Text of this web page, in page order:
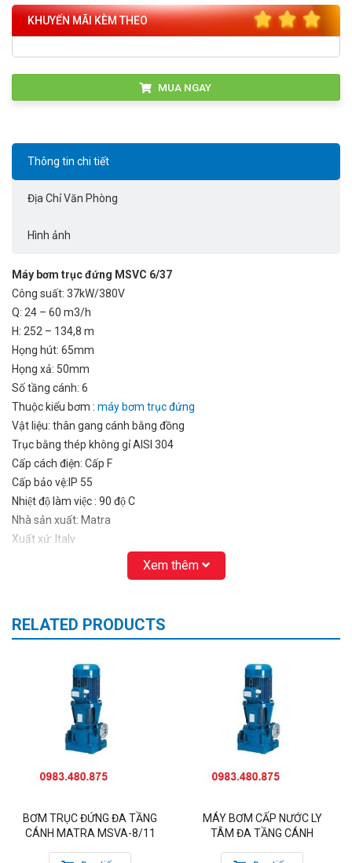
KHUYẾN MÃI KÈM THEO
MUA NGAY
Thông tin chi tiết
Địa Chỉ Văn Phòng
Hình ảnh
Máy bơm trục đứng MSVC 6/37
Công suất: 37kW/380V
Q: 24 – 60 m3/h
H: 252 – 134,8 m
Họng hút: 65mm
Họng xả: 50mm
Số tầng cánh: 6
Thuộc kiểu bơm : máy bơm trục đứng
Vật liệu: thân gang cánh bằng đồng
Trục bằng thép không gỉ AISI 304
Cấp cách điện: Cấp F
Cấp bảo vệ:IP 55
Nhiệt độ làm việc : 90 độ C
Nhà sản xuất: Matra
Xuất xứ: Italy
Máy bơm trục đứng Matra MSVC 6/37
được nhập khẩu
nguyên chiếc ITALY. Máy bơm nước Matra
Máy bơm trục đứng MatraMSVC 6/37
nhau thông qua bộ ốp giúp máy tạo nên một cột áp rất lớn và
ổn định khi vận hành.
Máy bơm MatraMSVC 6/37
phù hợp sử dụng cho các yêu
cầu cần áp lực nước lớn như bơm cấp nước nhà cao tầng,
bơm phòng cháy chữa cháy, bơm cấp nước thi công,…
nguyên chiếc từ Italy với đầy đủ chứng nhận xuất xứ và chất
xem thêm :máy bơm nước trục đứng 22kW
Xem thêm
RELATED PRODUCTS
BƠM TRỤC ĐỨNG ĐA TẦNG
CÁNH MATRA MSVA-8/11
MÁY BƠM CẤP NƯỚC LY
TÂM ĐA TẦNG CÁNH